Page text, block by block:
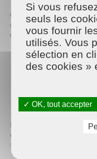
Chez Maison et
des prestations sur
attentes de chaque
Ménage régulier
Grand nettoyage
Entretien de la
vacances
Nos équipes
et discrétion pour
soigné tout au long de
Si vous
seuls les
vous fournir
utilisés. Vous
sélection en
des cookies »
✓ OK, tout accepter